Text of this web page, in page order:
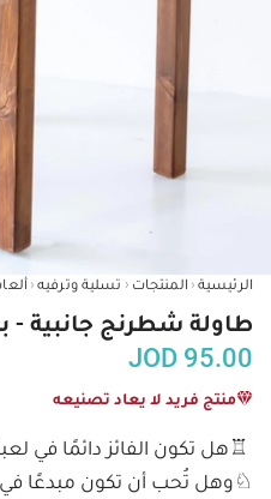
الرئيسية ‹ المنتجات ‹ تسلية وترفيه ‹
طاولة شطرنج جانبية -
JOD 95.00
منتج فريد لا يعاد تصنيعه